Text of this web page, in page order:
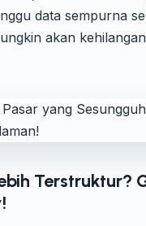
data sempurna
akan
Terstruktur?